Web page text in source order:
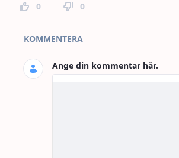
0 0
Kommentarer
KOMMENTERA
Ange din kommentar här.